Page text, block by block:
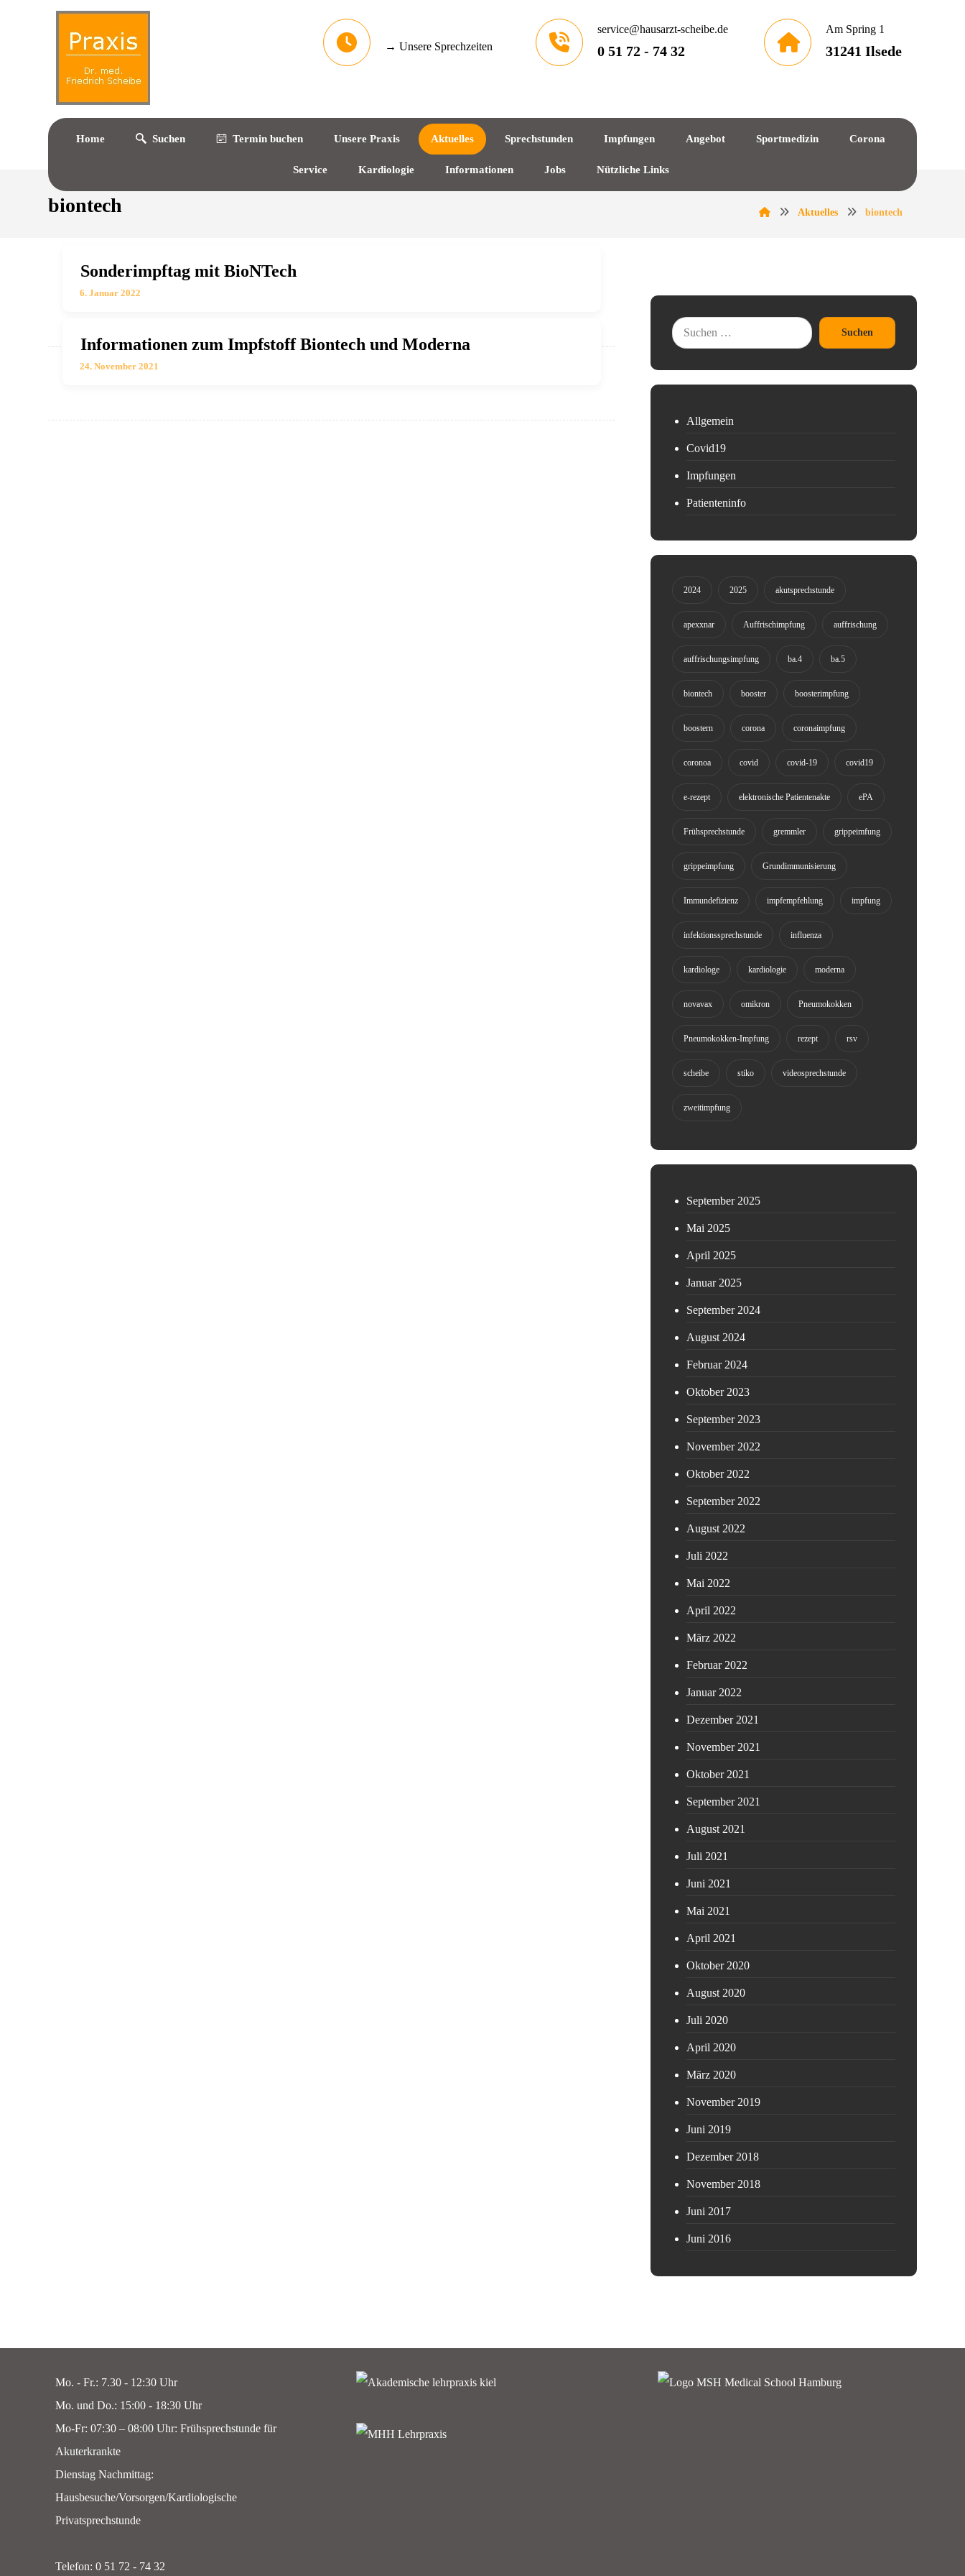
Am Spring 1
31241 Ilsede
service@hausarzt-scheibe.de
0 51 72 - 74 32
→ Unsere Sprechzeiten
Home Suchen Termin buchen Unsere Praxis Aktuelles Sprechstunden Impfungen Angebot Sportmedizin Corona
Service Kardiologie Informationen Jobs Nützliche Links
biontech Aktuelles biontech
Sonderimpftag mit BioNTech
6. Januar 2022
Informationen zum Impfstoff Biontech und Moderna
24. November 2021
Suchen
Allgemein
Covid19
Impfungen
Patienteninfo
2024 2025 akutsprechstunde
apexxnar Auffrischimpfung auffrischung
auffrischungsimpfung ba.4 ba.5
biontech booster boosterimpfung
boostern corona coronaimpfung
coronoa covid covid-19 covid19
e-rezept elektronische Patientenakte ePA
Frühsprechstunde gremmler grippeimfung
grippeimpfung Grundimmunisierung
Immundefizienz impfempfehlung impfung
infektionssprechstunde influenza
kardiologe kardiologie moderna
novavax omikron Pneumokokken
Pneumokokken-Impfung rezept rsv
scheibe stiko videosprechstunde
zweitimpfung
September 2025
Mai 2025
April 2025
Januar 2025
September 2024
August 2024
Februar 2024
Oktober 2023
September 2023
November 2022
Oktober 2022
September 2022
August 2022
Juli 2022
Mai 2022
April 2022
März 2022
Februar 2022
Januar 2022
Dezember 2021
November 2021
Oktober 2021
September 2021
August 2021
Juli 2021
Juni 2021
Mai 2021
April 2021
Oktober 2020
August 2020
Juli 2020
April 2020
März 2020
November 2019
Juni 2019
Dezember 2018
November 2018
Juni 2017
Juni 2016
Mo. - Fr.: 7.30 - 12:30 Uhr
Mo. und Do.: 15:00 - 18:30 Uhr
Mo-Fr: 07:30 – 08:00 Uhr: Frühsprechstunde für
Akuterkrankte
Dienstag Nachmittag:
Hausbesuche/Vorsorgen/Kardiologische
Privatsprechstunde
Telefon: 0 51 72 - 74 32